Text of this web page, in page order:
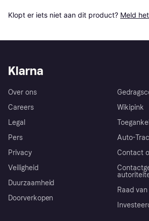
Klopt er iets niet aan dit product? Meld
Klarna
Over ons
Careers
Legal
Pers
Privacy
Veiligheid
Duurzaamheid
Doorverkopen
Wikipink
Auto-
Contact
Raad